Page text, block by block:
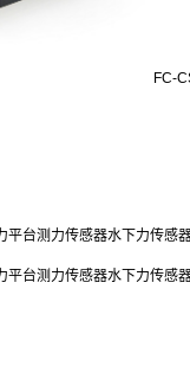
FC-
平台测力传感器水下力传感
平台测力传感器水下力传感